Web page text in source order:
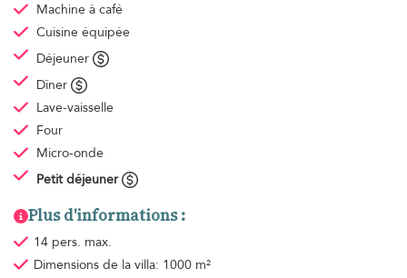
Machine à café
Cuisine équipée
Déjeuner
Dîner
Lave-vaisselle
Four
Micro-onde
Petit déjeuner
Plus d'informations :
14 pers. max.
Dimensions de la villa: 1000 m²